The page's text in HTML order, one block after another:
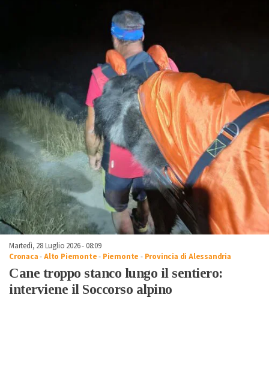
Martedì, 28 Luglio 2026 - 08:09
Cronaca-Alto Piemonte- Piemonte - Provincia di Alessandria
Cane troppo stanco lungo il sentiero:
interviene il Soccorso alpino